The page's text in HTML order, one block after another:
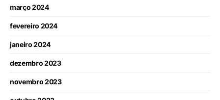
março 2024
fevereiro 2024
janeiro 2024
dezembro 2023
novembro 2023